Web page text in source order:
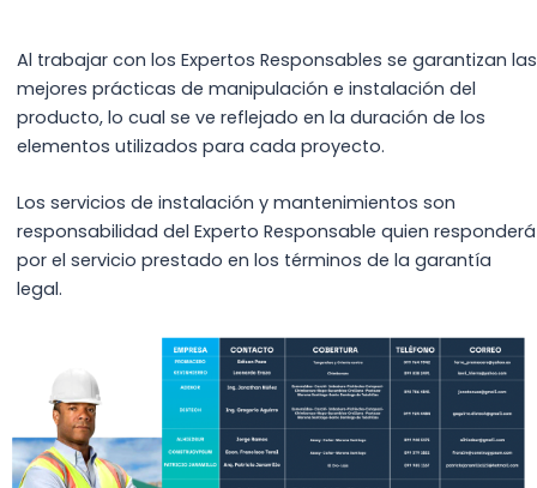
Al trabajar con los Expertos Responsables se garantizan las
mejores prácticas de manipulación e instalación del
producto, lo cual se ve reflejado en la duración de los
elementos utilizados para cada proyecto.
Los servicios de instalación y mantenimientos son
responsabilidad del Experto Responsable quien responderá
por el servicio prestado en los términos de la garantía
legal.